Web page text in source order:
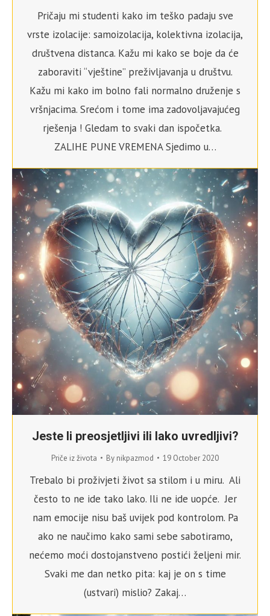
Pričaju mi studenti kako im teško padaju sve
vrste izolacije: samoizolacija, kolektivna izolacija,
društvena distanca. Kažu mi kako se boje da će
zaboraviti “vještine” preživljavanja u društvu.
Kažu mi kako im bolno fali normalno druženje s
vršnjacima. Srećom i tome ima zadovoljavajućeg
rješenja ! Gledam to svaki dan ispočetka.
ZALIHE PUNE VREMENA Sjedimo u…
Jeste li preosjetljivi ili lako uvredljivi?
Priče iz života By nikpazmod 19 October 2020
Trebalo bi proživjeti život sa stilom i u miru. Ali
često to ne ide tako lako. Ili ne ide uopće. Jer
nam emocije nisu baš uvijek pod kontrolom. Pa
ako ne naučimo kako sami sebe sabotiramo,
nećemo moći dostojanstveno postići željeni mir.
Svaki me dan netko pita: kaj je on s time
(ustvari) mislio? Zakaj…